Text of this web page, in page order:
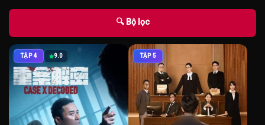
🔍 Bộ lọc
TẬP 4 9.0 TẬP 5